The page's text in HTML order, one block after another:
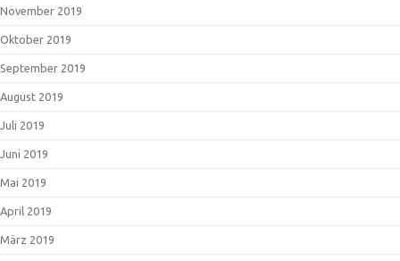
November 2019
Oktober 2019
September 2019
August 2019
Juli 2019
Juni 2019
Mai 2019
April 2019
März 2019